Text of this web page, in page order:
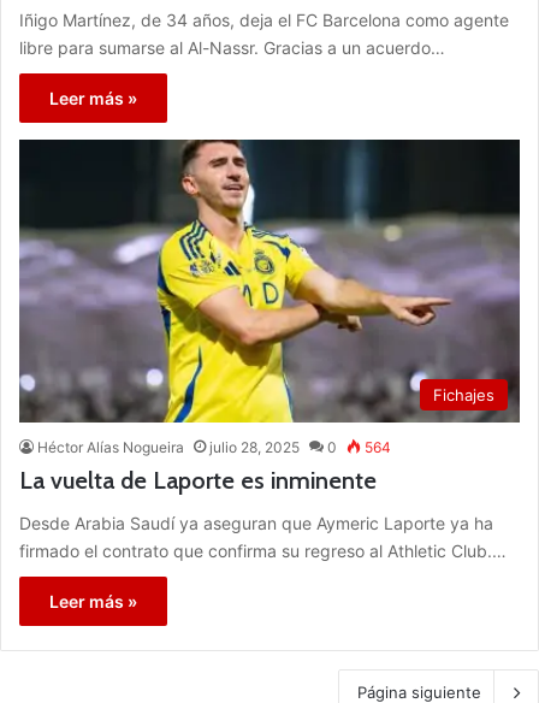
Iñigo Martínez, de 34 años, deja el FC Barcelona como agente
libre para sumarse al Al-Nassr. Gracias a un acuerdo…
Leer más »
Fichajes
Héctor Alías Nogueira julio 28, 2025 0 564
La vuelta de Laporte es inminente
Desde Arabia Saudí ya aseguran que Aymeric Laporte ya ha
firmado el contrato que confirma su regreso al Athletic Club.…
Leer más »
Página siguiente